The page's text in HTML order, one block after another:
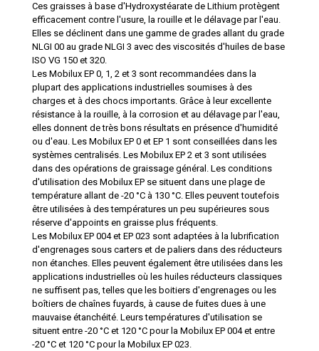
Ces graisses à base d'Hydroxystéarate de Lithium protègent
efficacement contre l'usure, la rouille et le délavage par l'eau.
Elles se déclinent dans une gamme de grades allant du grade
NLGI 00 au grade NLGI 3 avec des viscosités d'huiles de base
ISO VG 150 et 320.
Les Mobilux EP 0, 1, 2 et 3 sont recommandées dans la
plupart des applications industrielles soumises à des
charges et à des chocs importants. Grâce à leur excellente
résistance à la rouille, à la corrosion et au délavage par l'eau,
elles donnent de très bons résultats en présence d'humidité
ou d'eau. Les Mobilux EP 0 et EP 1 sont conseillées dans les
systèmes centralisés. Les Mobilux EP 2 et 3 sont utilisées
dans des opérations de graissage général. Les conditions
d'utilisation des Mobilux EP se situent dans une plage de
température allant de -20 °C à 130 °C. Elles peuvent toutefois
être utilisées à des températures un peu supérieures sous
réserve d'appoints en graisse plus fréquents.
Les Mobilux EP 004 et EP 023 sont adaptées à la lubrification
d'engrenages sous carters et de paliers dans des réducteurs
non étanches. Elles peuvent également être utilisées dans les
applications industrielles où les huiles réducteurs classiques
ne suffisent pas, telles que les boitiers d'engrenages ou les
boîtiers de chaînes fuyards, à cause de fuites dues à une
mauvaise étanchéité. Leurs températures d'utilisation se
situent entre -20 °C et 120 °C pour la Mobilux EP 004 et entre
-20 °C et 120 °C pour la Mobilux EP 023.